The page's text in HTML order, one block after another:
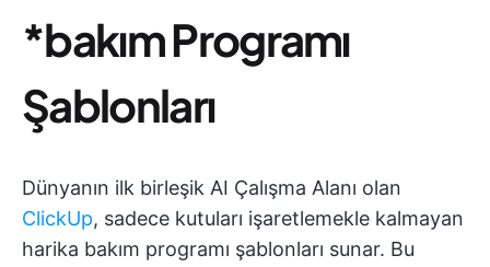
*bakım Programı
Şablonları
Dünyanın ilk birleşik AI Çalışma Alanı olan
ClickUp, sadece kutuları işaretlemekle kalmayan
harika bakım programı şablonları sunar. Bu